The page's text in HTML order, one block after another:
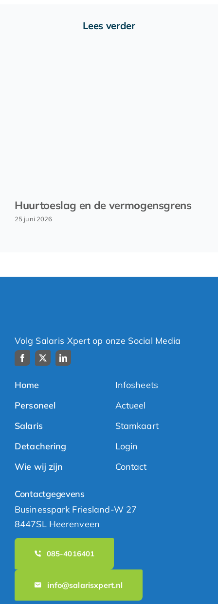
Lees verder
Huurtoeslag en de vermogensgrens
25 juni 2026
Volg Salaris Xpert op onze Social Media
Home
Personeel
Salaris
Detachering
Wie wij zijn
Infosheets
Actueel
Stamkaart
Login
Contact
Contactgegevens
Businesspark Friesland-W 27
8447SL Heerenveen
085-4016401
info@salarisxpert.nl